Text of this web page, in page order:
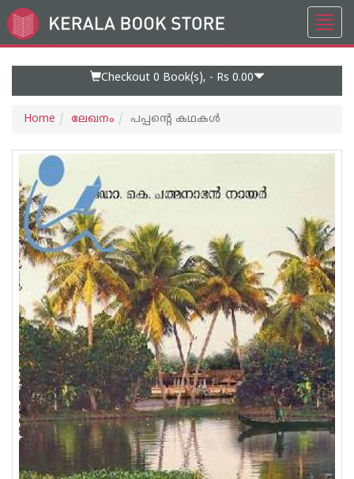
Go
to
Checkout 0 Book(s), - Rs 0.00
Home ലേഖനം പപ്പന്റെ കഥകള്‍